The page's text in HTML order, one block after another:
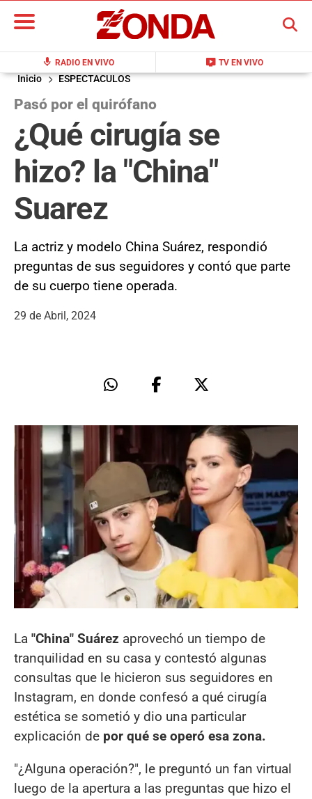
mic RADIO EN VIVO live_tv TV EN VIVO
BUSCAR
Inicio ESPECTACULOS
Pasó por el quirófano
¿Qué cirugía se
hizo? la "China"
Suarez
La actriz y modelo China Suárez, respondió
preguntas de sus seguidores y contó que parte
de su cuerpo tiene operada.
29 de Abril, 2024
La "China" Suárez aprovechó un tiempo de
tranquilidad en su casa y contestó algunas
consultas que le hicieron sus seguidores en
Instagram, en donde confesó a qué cirugía
estética se sometió y dio una particular
explicación de por qué se operó esa zona.
"¿Alguna operación?", le preguntó un fan virtual
luego de la apertura a las preguntas que hizo el